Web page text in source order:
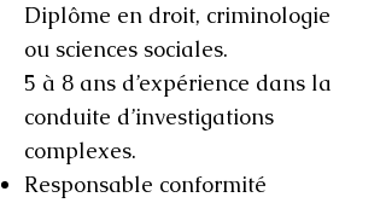
Diplôme en droit, criminologie
ou sciences sociales.
5 à 8 ans d’expérience dans la
conduite d’investigations
complexes.
Responsable conformité